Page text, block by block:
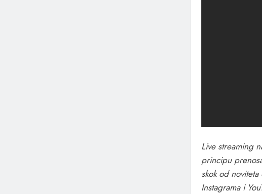
Live streaming
principu
skok od
Instagrama i